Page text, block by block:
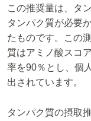
この推奨量は、タ
タンパク質が必要
たものです。この
質はアミノ酸スコ
率を90％とし、個
出されています。
タンパク質の摂取